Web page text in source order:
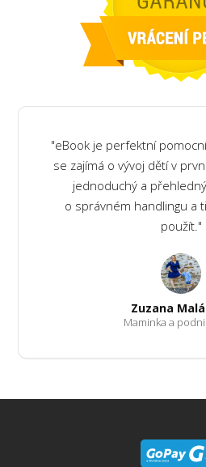
"eBook je perfektní
se zajímá o vývoj dětí v
jednoduchý a
o správném handlingu a
použít."
Zuzana
Maminka a